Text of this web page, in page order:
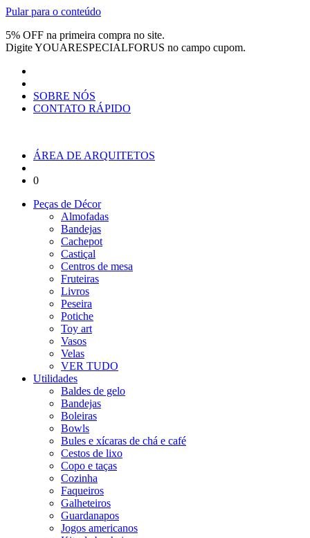
Pular para o conteúdo
5% OFF na primeira compra no site.
DigiteYOUARESPECIALFORUS no campo cupom.
SOBRE NÓS
CONTATO RÁPIDO
ÁREA DE ARQUITETOS
0
Peças de Décor
Almofadas
Bandejas
Cachepot
Castiçal
Centros de mesa
Fruteiras
Livros
Peseira
Potiche
Toy art
Vasos
Velas
VER TUDO
Utilidades
Baldes de gelo
Bandejas
Boleiras
Bowls
Bules e xícaras de chá e café
Cestos de lixo
Copo e taças
Cozinha
Faqueiros
Galheteiros
Guardanapos
Jogos americanos